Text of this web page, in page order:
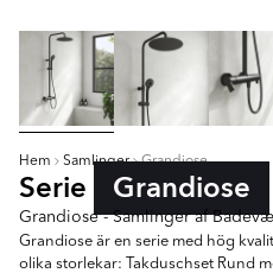
Hem Samlinger Grandiose
Serie Grandiose
Grandiose - Samlinger af
Grandiose är en serie med hög
olika storlekar: Takduschset Rund